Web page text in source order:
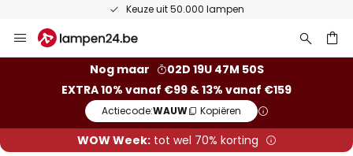
Keuze uit 50.000 lampen
naar
Nog maar
02D 19U 47M 49S
EXTRA 10% vanaf €99 & 13% vanaf €159
Actiecode:WAUW Kopiëren
WOW Week:tot wel 70% korting